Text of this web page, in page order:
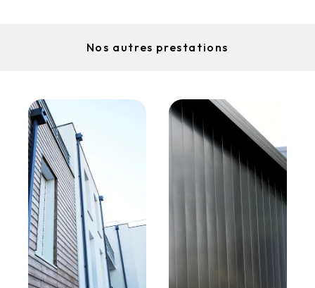
Nos autres prestations